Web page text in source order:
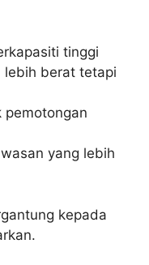
tinggi
lebih berat tetapi
pemotongan
yang lebih
kepada